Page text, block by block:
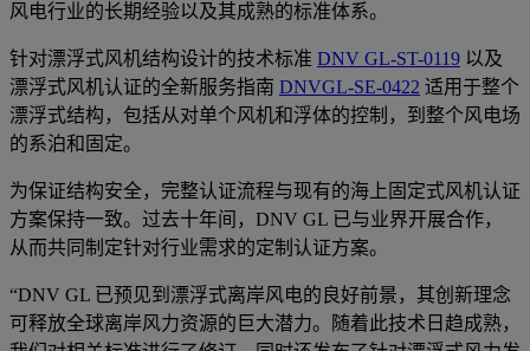
风电行业的长期经验以及其成熟的标准体系。
针对漂浮式风机结构设计的技术标准 DNV GL-ST-0119 以及
漂浮式风机认证的全新服务指南 DNVGL-SE-0422 适用于整个
漂浮式结构，包括从对单个风机和浮体的控制，到整个风电场
的系泊和固定。
为保证结构安全，完整认证流程与现有的海上固定式风机认证
方案保持一致。过去十年间，DNV GL 已与业界开展合作，
从而共同制定针对行业需求的定制认证方案。
“DNV GL 已预见到漂浮式离岸风电的良好前景，其创新理念
可释放全球离岸风力资源的巨大潜力。随着此技术日趋成熟，